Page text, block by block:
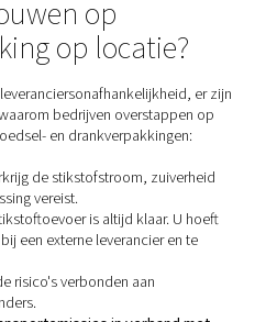
wordt
in F&B-verpakkingen is een
atmosfeer. Dit
rond een voedingsmiddel in
Voorbeelden van MAP-
VFFS-machines die zakken met
die